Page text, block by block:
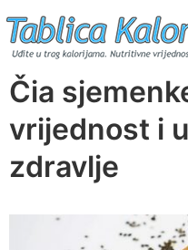
to
content
Tablica
Čia
vrijednost i
zdravlje